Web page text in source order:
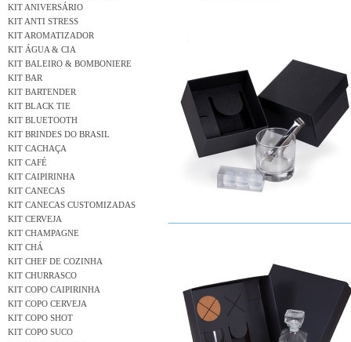
KIT ANIVERSÁRIO
KIT ANTI STRESS
KIT AROMATIZADOR
KIT ÁGUA & CIA
KIT BALEIRO & BOMBONIERE
KIT BAR
KIT BARTENDER
KIT BLACK TIE
KIT BLUETOOTH
KIT BRINDES DO BRASIL
KIT CACHAÇA
KIT CAFÉ
KIT CAIPIRINHA
KIT CANECAS
KIT CANECAS CUSTOMIZADAS
KIT CERVEJA
KIT CHAMPAGNE
KIT CHÁ
KIT CHEF DE COZINHA
KIT CHURRASCO
KIT COPO CAIPIRINHA
KIT COPO CERVEJA
KIT COPO SHOT
KIT COPO SUCO